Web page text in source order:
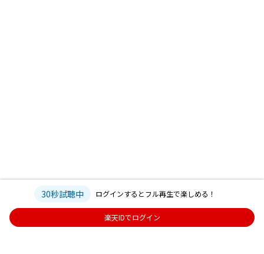
30秒試聴中 ログインするとフル再生で楽しめる！
楽天IDでログイン